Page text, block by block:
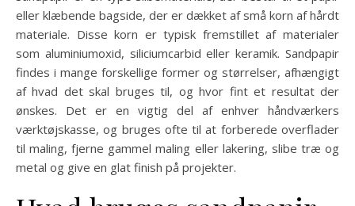
eller klæbende bagside, der er dækket af små korn af hårdt
materiale. Disse korn er typisk fremstillet af materialer
som aluminiumoxid, siliciumcarbid eller keramik. Sandpapir
findes i mange forskellige former og størrelser, afhængigt
af hvad det skal bruges til, og hvor fint et resultat der
ønskes. Det er en vigtig del af enhver håndværkers
værktøjskasse, og bruges ofte til at forberede overflader
til maling, fjerne gammel maling eller lakering, slibe træ og
metal og give en glat finish på projekter.